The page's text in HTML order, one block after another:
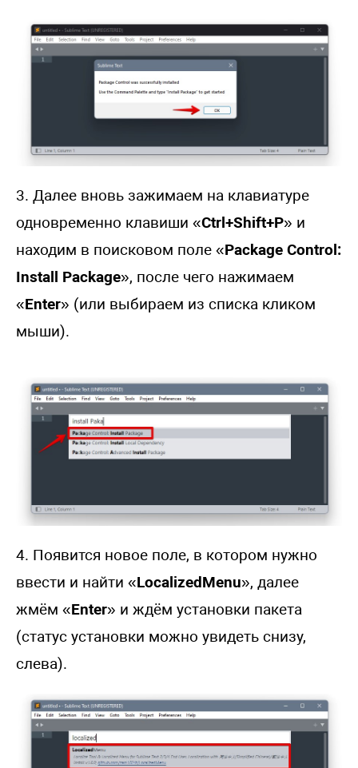
3. Далее вновь зажимаем на клавиатуре
одновременно клавиши «Ctrl+Shift+P» и
находим в поисковом поле «Package Control:
Install Package», после чего нажимаем
«Enter» (или выбираем из списка кликом
мыши).
4. Появится новое поле, в котором нужно
ввести и найти «LocalizedMenu», далее
жмём «Enter» и ждём установки пакета
(статус установки можно увидеть снизу,
слева).